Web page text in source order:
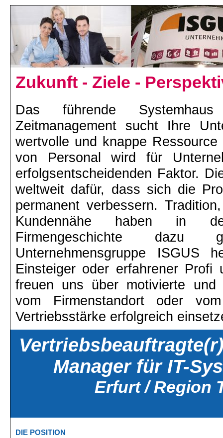
Zukunft - Ziele -
Das führende
Zeitmanagement sucht Ihre
wertvolle und knappe
von Personal wird für
erfolgsentscheidenden Faktor.
weltweit dafür, dass sich die
permanent verbessern.
Kundennähe haben in
Firmengeschichte
Unternehmensgruppe
Einsteiger oder erfahrener Profi
freuen uns über motivierte und
vom Firmenstandort oder
Vertriebsstärke erfolgreich
Manager für IT-
Erfurt / Region
DIE POSITION